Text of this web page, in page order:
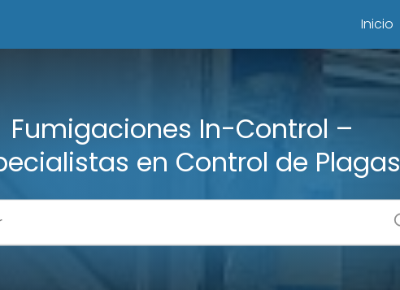
Inicio
Fumigaciones In-Control –
en Control de Plagas